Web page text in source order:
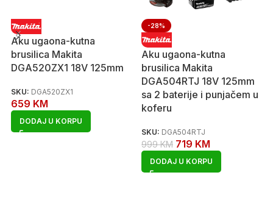
Aku ugaona-kutna
brusilica Makita
DGA520ZX1 18V 125mm
SKU: DGA520ZX1
659 KM
DODAJ U KORPU
-28%
Aku ugaona-kutna
brusilica Makita
DGA504RTJ 18V 125mm
sa 2 baterije i punjačem u
koferu
SKU: DGA504RTJ
999KM 719 KM
DODAJ U KORPU